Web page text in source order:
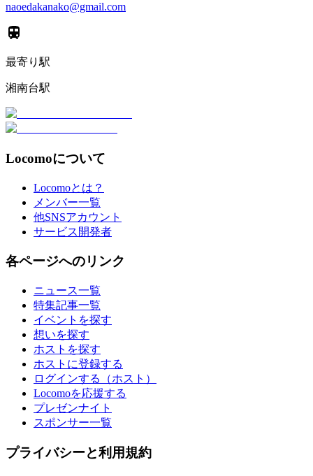
naoedakanako@gmail.com
最寄り駅
湘南台駅
Locomoについて
Locomoとは？
メンバー一覧
他SNSアカウント
サービス開発者
各ページへのリンク
ニュース一覧
特集記事一覧
イベントを探す
想いを探す
ホストを探す
ホストに登録する
ログインする（ホスト）
Locomoを応援する
プレゼンナイト
スポンサー一覧
プライバシーと利用規約